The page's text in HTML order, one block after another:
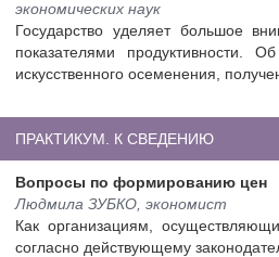
экономических наук
Государство уделяет большое
показателями продуктивности.
искусственного осеменения,
ПРАКТИКУМ. К СВЕДЕНИЮ
Вопросы по формированию цен
Людмила ЗУБКО, экономист
Как организациям,
согласно действующему